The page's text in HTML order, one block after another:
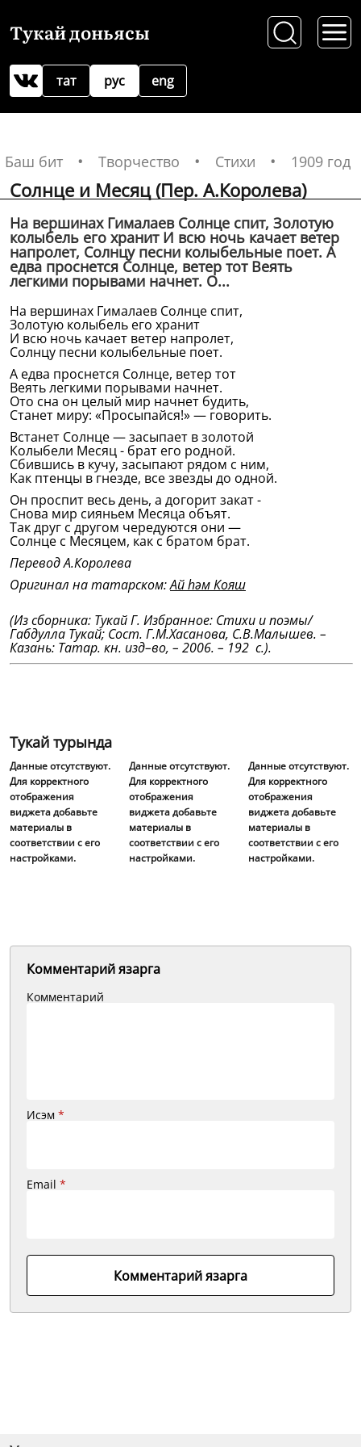
Тукай доньясы
рус
тат eng
Баш бит Творчество Стихи 1909 год
Солнце и Месяц (Пер. А.Королева)
На вершинах Гималаев Солнце спит, Золотую
колыбель его хранит И всю ночь качает ветер
напролет, Солнцу песни колыбельные поет. А
едва проснется Солнце, ветер тот Веять
легкими порывами начнет. О...
На вершинах Гималаев Солнце спит,
Золотую колыбель его хранит
И всю ночь качает ветер напролет,
Солнцу песни колыбельные поет.
А едва проснется Солнце, ветер тот
Веять легкими порывами начнет.
Ото сна он целый мир начнет будить,
Станет миру: «Просыпайся!» — говорить.
Встанет Солнце — засыпает в золотой
Колыбели Месяц - брат его родной.
Сбившись в кучу, засыпают рядом с ним,
Как птенцы в гнезде, все звезды до одной.
Он проспит весь день, а догорит закат -
Снова мир сияньем Месяца объят.
Так друг с другом чередуются они —
Солнце с Месяцем, как с братом брат.
Перевод А.Королева
Оригинал на татарском:Ай һәм Кояш
(Из сборника: Тукай Г. Избранное: Стихи и поэмы/
Габдулла Тукай; Сост. Г.М.Хасанова, С.В.Малышев. –
Казань: Татар. кн. изд–во, – 2006. – 192 с.).
Тукай турында
Данные отсутствуют.
Для корректного
отображения
виджета добавьте
материалы в
соответствии с его
настройками.
Данные отсутствуют.
Для корректного
отображения
виджета добавьте
материалы в
соответствии с его
настройками.
Данные отсутствуют.
Для корректного
отображения
виджета добавьте
материалы в
соответствии с его
настройками.
Комментарий язарга
Комментарий
Исэм *
Email *
Комментарий язарга